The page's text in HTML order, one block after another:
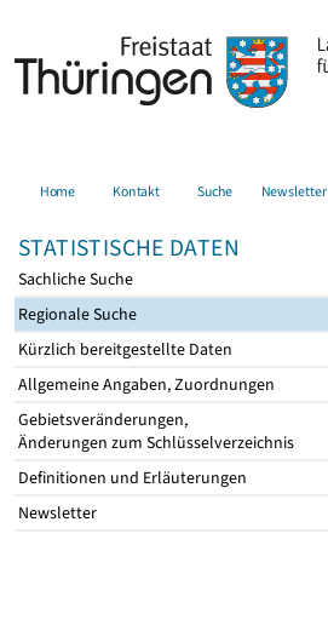
Home Kontakt Suche Newsletter
STATISTISCHE DATEN
Sachliche Suche
Regionale Suche
Kürzlich bereitgestellte Daten
Allgemeine Angaben, Zuordnungen
Gebietsveränderungen,
Änderungen zum Schlüsselverzeichnis
Definitionen und Erläuterungen
Newsletter